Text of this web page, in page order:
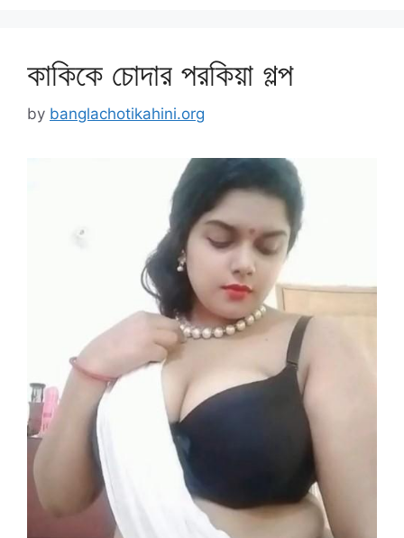
কাকিকে চোদার পরকিয়া গল্প
by banglachotikahini.org